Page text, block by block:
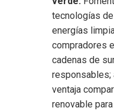
tecnologías
energías
compradores
cadenas de
responsables;
ventaja
renovable